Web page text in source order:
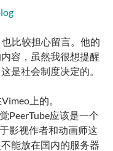
比较担心留言。他的
容，虽然我很想提醒
是社会制度决定的。
上的。
PeerTube应该是一个
影视作者和动画师这
能放在国内的服务器